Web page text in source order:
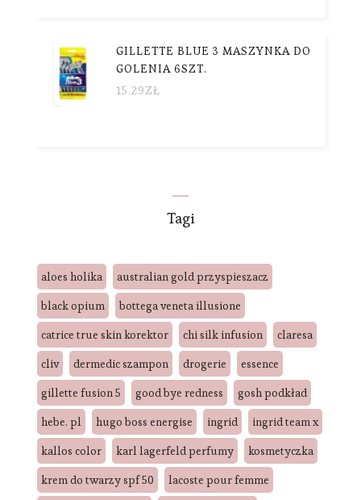
GILLETTE BLUE 3 MASZYNKA DO
GOLENIA 6SZT.
15.29ZŁ
Tagi
aloes holika
australian gold przyspieszacz
black opium
bottega veneta illusione
catrice true skin korektor
chi silk infusion
claresa
cliv
dermedic szampon drogerie
essence
gillette fusion 5
good bye redness
gosh podkład
hebe. pl
hugo boss energise ingrid
ingrid team x
kallos color
karl lagerfeld perfumy
kosmetyczka
krem do twarzy spf 50
lacoste pour femme